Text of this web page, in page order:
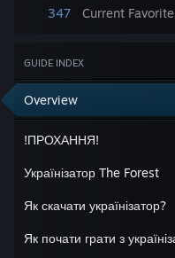
347
Current
GUIDE INDEX
Overview
!ПРОХАННЯ!
Українізатор The Forest
Як скачати українізатор?
Як почати грати з
В мене є невеличке
оскільки росіяни занижують
P.S.: ми витягнули 5 зірок!
Українізатор The Forest
Привіт.
Я займаюсь перекладом гри